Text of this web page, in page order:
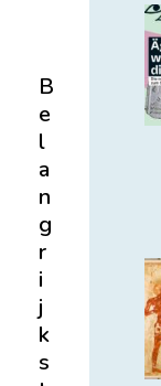
B
e
l
a
n
g
r
i
j
k
s